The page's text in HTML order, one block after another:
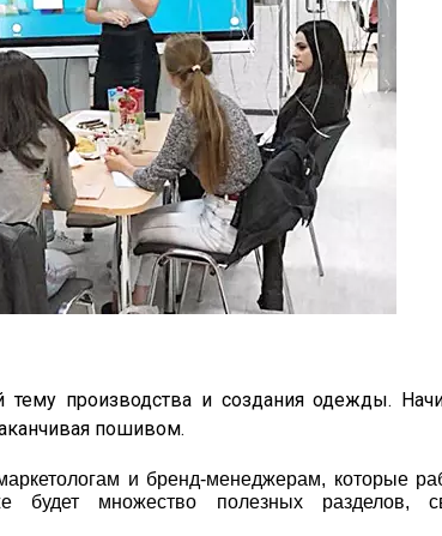
производства и создания одежды.
пошивом.
и бренд-менеджерам, которые
будет множество полезных разделов,